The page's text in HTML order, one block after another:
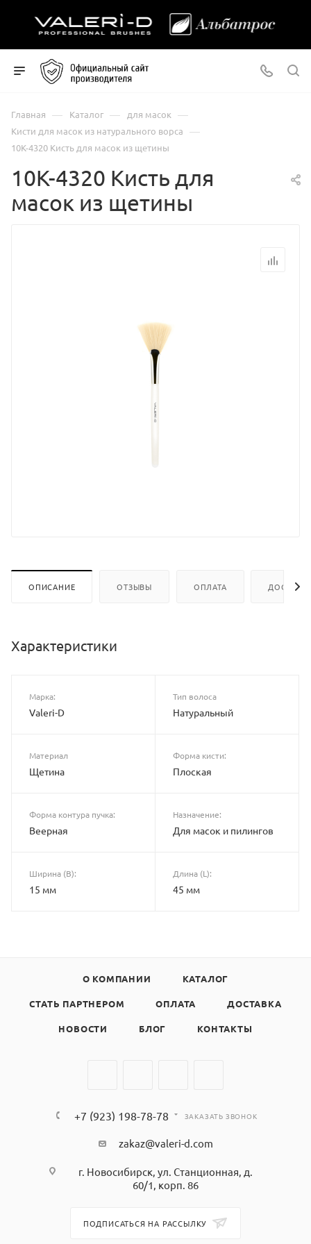
Главная — Каталог — для масок —
Кисти для масок из натурального ворса —
10К-4320 Кисть для масок из щетины
10К-4320 Кисть для
масок из щетины
ОПИСАНИЕ ОТЗЫВЫ ОПЛАТА
Характеристики
Марка:
Valeri-D
Тип волоса
Натуральный
Материал
Щетина
Форма кисти:
Плоская
Форма контура пучка:
Веерная
Назначение:
Для масок и пилингов
Ширина (B):
15 мм
Длина (L):
45 мм
О КОМПАНИИ КАТАЛОГ
СТАТЬ ПАРТНЕРОМ ОПЛАТА ДОСТАВКА
НОВОСТИ БЛОГ КОНТАКТЫ
+7 (923) 198-78-78 ЗАКАЗАТЬ ЗВОНОК
zakaz@valeri-d.com
г. Новосибирск, ул. Станционная, д.
60/1, корп. 86
ПОДПИСАТЬСЯ НА РАССЫЛКУ